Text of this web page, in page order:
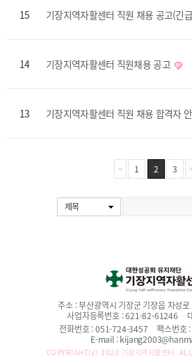
15 기장지역자활센터 직원 채용 공고(긴
14 기장지역자활센터 직원채용 공고
13 기장지역자활센터 직원 채용 합격자
1 2 3
제목
주소 :부산광역시 기장군 기장읍 차성
사업자등록번호 :621-82-61246
전화번호 :051-724-3457 팩스번호 :
E-mail :
COPYRIGHT(c) 2020 기장지역자활센터.